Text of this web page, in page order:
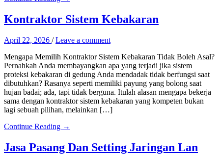
Kontraktor Sistem Kebakaran
April 22, 2026 /Leave a comment
Mengapa Memilih Kontraktor Sistem Kebakaran Tidak Boleh Asal?
Pernahkah Anda membayangkan apa yang terjadi jika sistem
proteksi kebakaran di gedung Anda mendadak tidak berfungsi saat
dibutuhkan? Rasanya seperti memiliki payung yang bolong saat
hujan badai; ada, tapi tidak berguna. Itulah alasan mengapa bekerja
sama dengan kontraktor sistem kebakaran yang kompeten bukan
lagi sebuah pilihan, melainkan […]
Continue Reading →
Jasa Pasang Dan Setting Jaringan Lan